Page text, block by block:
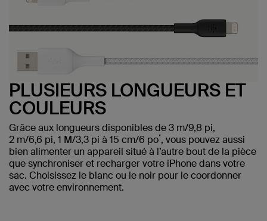
PLUSIEURS LONGUEURS ET
COULEURS
Grâce aux longueurs disponibles de 3 m/9,8 pi,
2 m/6,6 pi, 1 M/3,3 pi à 15 cm/6 po*, vous pouvez aussi
bien alimenter un appareil situé à l’autre bout de la pièce
que synchroniser et recharger votre iPhone dans votre
sac. Choisissez le blanc ou le noir pour le coordonner
avec votre environnement.